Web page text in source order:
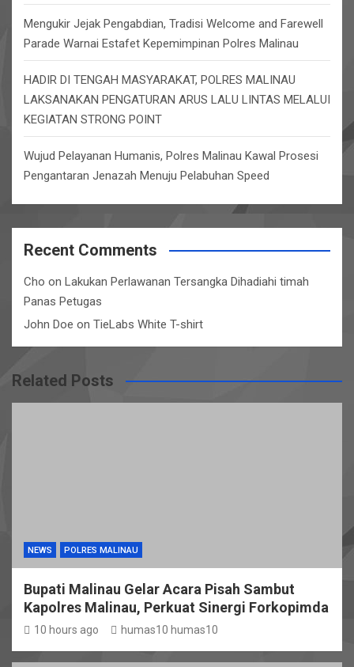
Mengukir Jejak Pengabdian, Tradisi Welcome and Farewell
Parade Warnai Estafet Kepemimpinan Polres Malinau
HADIR DI TENGAH MASYARAKAT, POLRES MALINAU
LAKSANAKAN PENGATURAN ARUS LALU LINTAS MELALUI
KEGIATAN STRONG POINT
Wujud Pelayanan Humanis, Polres Malinau Kawal Prosesi
Pengantaran Jenazah Menuju Pelabuhan Speed
Recent Comments
Cho on Lakukan Perlawanan Tersangka Dihadiahi timah
Panas Petugas
John Doe on TieLabs White T-shirt
Related Posts
NEWS POLRES MALINAU
Bupati Malinau Gelar Acara Pisah Sambut
Kapolres Malinau, Perkuat Sinergi Forkopimda
10 hours ago humas10 humas10